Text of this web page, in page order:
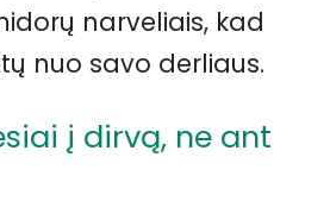
narveliais, kad
nuo savo derliaus.
į dirvą, ne ant